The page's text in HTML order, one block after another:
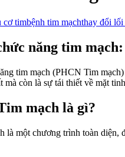
cơ timbệnh tim mạchthay đổi lối
năng tim
tim mạch (PHCN Tim
mà còn là sự tái thiết về mặt
mạch là gì?
là một chương trình toàn diện,